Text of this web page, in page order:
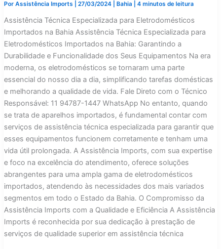
Por Assistência Imports 27/03/2024 Bahia 4 minutos de leitura
Assistência Técnica Especializada para Eletrodomésticos
Importados na Bahia Assistência Técnica Especializada para
Eletrodomésticos Importados na Bahia: Garantindo a
Durabilidade e Funcionalidade dos Seus Equipamentos Na era
moderna, os eletrodomésticos se tornaram uma parte
essencial do nosso dia a dia, simplificando tarefas domésticas
e melhorando a qualidade de vida. Fale Direto com o Técnico
Responsável: 11 94787-1447 WhatsApp No entanto, quando
se trata de aparelhos importados, é fundamental contar com
serviços de assistência técnica especializada para garantir que
esses equipamentos funcionem corretamente e tenham uma
vida útil prolongada. A Assistência Imports, com sua expertise
e foco na excelência do atendimento, oferece soluções
abrangentes para uma ampla gama de eletrodomésticos
importados, atendendo às necessidades dos mais variados
segmentos em todo o Estado da Bahia. O Compromisso da
Assistência Imports com a Qualidade e Eficiência A Assistência
Imports é reconhecida por sua dedicação à prestação de
serviços de qualidade superior em assistência técnica